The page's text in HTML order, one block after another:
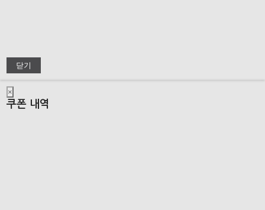
닫기
×
쿠폰 내역